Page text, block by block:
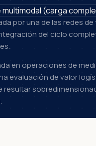
(carga
por una de las redes
del ciclo
en operaciones de
evaluación de valor